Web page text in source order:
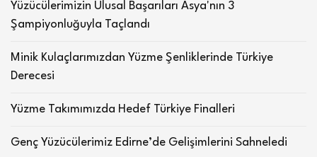
Yüzücülerimizin Ulusal Başarıları Asya'nın 3
Şampiyonluğuyla Taçlandı
Minik Kulaçlarımızdan Yüzme Şenliklerinde Türkiye
Derecesi
Yüzme Takımımızda Hedef Türkiye Finalleri
Genç Yüzücülerimiz Edirne’de Gelişimlerini Sahneledi